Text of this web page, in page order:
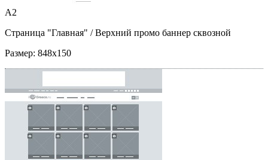
A2
Страница "Главная" / Верхний промо баннер сквозной
Размер: 848x150